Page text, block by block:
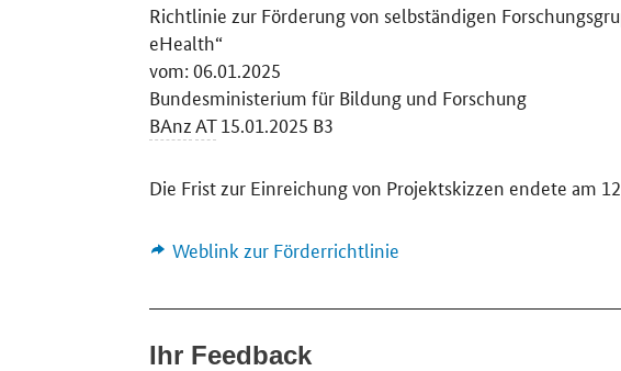
Richtlinie zur Förderung von selbständigen
eHealth“
vom: 06.01.2025
Bundesministerium für Bildung und Forschung
BAnzAT15.01.2025 B3
Die Frist zur Einreichung von Projektskizzen endete am
Weblink zur Förderrichtlinie